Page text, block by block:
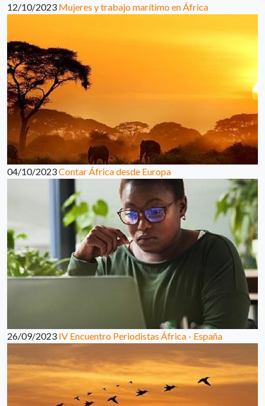
12/10/2023 Mujeres y trabajo marítimo en África
04/10/2023Contar África desde Europa
26/09/2023 IV Encuentro Periodistas África - España